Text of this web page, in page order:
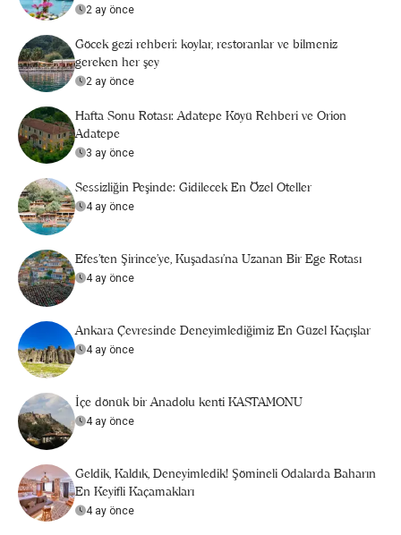
2 ay önce
Göcek gezi rehberi: koylar, restoranlar ve bilmeniz
gereken her şey
2 ay önce
Hafta Sonu Rotası: Adatepe Köyü Rehberi ve Orion
Adatepe
3 ay önce
Sessizliğin Peşinde: Gidilecek En Özel Oteller
4 ay önce
Efes’ten Şirince’ye, Kuşadası’na Uzanan Bir Ege Rotası
4 ay önce
Ankara Çevresinde Deneyimlediğimiz En Güzel Kaçışlar
4 ay önce
İçe dönük bir Anadolu kenti KASTAMONU
4 ay önce
Geldik, Kaldık, Deneyimledik! Şömineli Odalarda Baharın
En Keyifli Kaçamakları
4 ay önce